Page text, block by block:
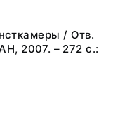
/ Отв.
2007. – 272 с.: